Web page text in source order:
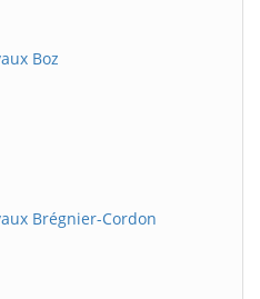
Boz
Brégnier-Cordon